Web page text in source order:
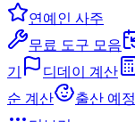
연예인 사주
무료 도구 모음
기
디데이 계산
순 계산
출산 예